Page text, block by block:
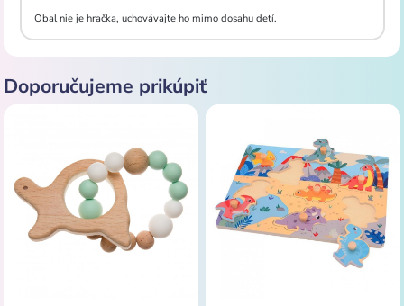
Obal nie je hračka, uchovávajte ho mimo dosahu detí.
Doporučujeme prikúpiť